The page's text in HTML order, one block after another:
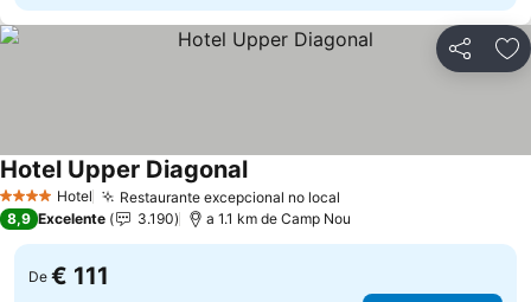
Partilhar
4 EstrelasHotel Restaurante excepcional no local
Hotel Upper Diagonal
8,9 Excelente 3.190 a 1.1 km de Camp Nou
De € 111